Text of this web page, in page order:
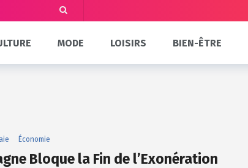
MODE LOISIRS BIEN-ÊTRE
Économie
Bloque la Fin de l’Exonération